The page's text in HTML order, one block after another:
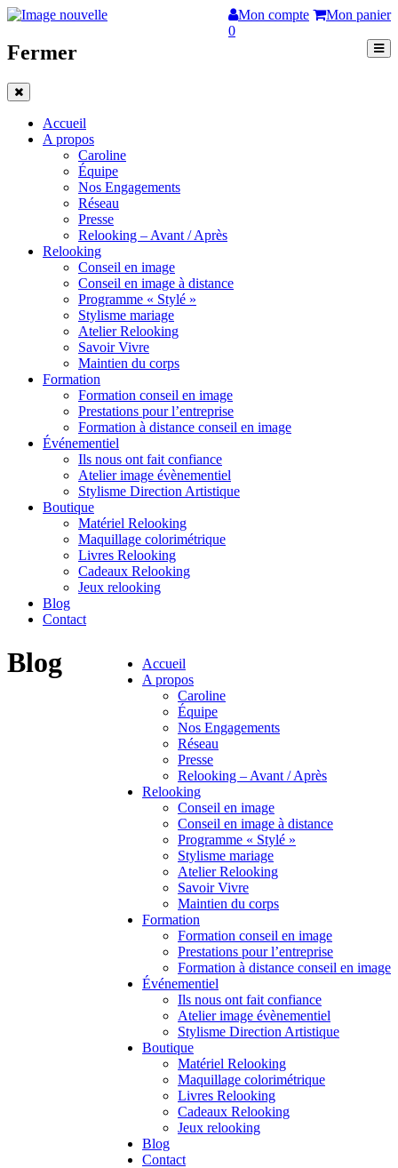
Mon compte
Mon panier
0
Fermer
Accueil
A propos
Caroline
Équipe
Nos Engagements
Réseau
Presse
Relooking – Avant / Après
Relooking
Conseil en image
Conseil en image à distance
Programme « Stylé »
Stylisme mariage
Atelier Relooking
Savoir Vivre
Maintien du corps
Formation
Formation conseil en image
Prestations pour l’entreprise
Formation à distance conseil en image
Événementiel
Ils nous ont fait confiance
Atelier image évènementiel
Stylisme Direction Artistique
Boutique
Matériel Relooking
Maquillage colorimétrique
Livres Relooking
Cadeaux Relooking
Jeux relooking
Blog
Contact
Accueil
A propos
Caroline
Équipe
Nos Engagements
Réseau
Presse
Relooking – Avant / Après
Relooking
Conseil en image
Conseil en image à distance
Programme « Stylé »
Stylisme mariage
Atelier Relooking
Savoir Vivre
Maintien du corps
Formation
Formation conseil en image
Prestations pour l’entreprise
Formation à distance conseil en image
Événementiel
Ils nous ont fait confiance
Atelier image évènementiel
Stylisme Direction Artistique
Boutique
Matériel Relooking
Maquillage colorimétrique
Livres Relooking
Cadeaux Relooking
Jeux relooking
Blog
Contact
Blog